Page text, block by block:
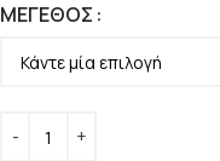
ΜΈΓΕΘΟΣ